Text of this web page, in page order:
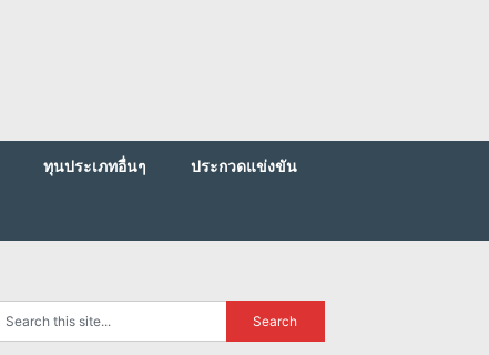
ทุนประเภทอื่นๆ
ประกวดแข่งขัน